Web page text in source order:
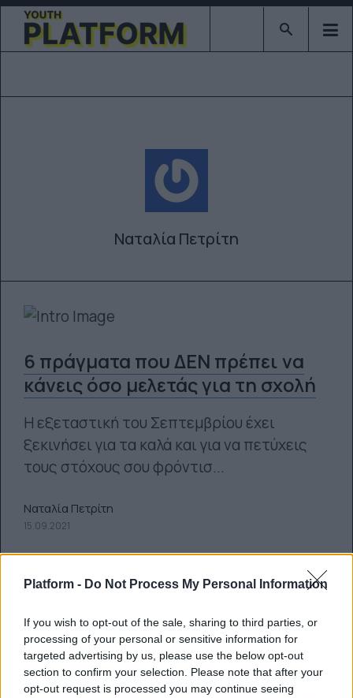
Platform - Do Not Process My Personal Information
If you wish to opt-out of the sale, sharing to third parties, or
processing of your personal or sensitive information for
targeted advertising by us, please use the below opt-out
section to confirm your selection. Please note that after your
opt-out request is processed you may continue seeing
Type 2 or
Ναταλία Πετρίτη
6 πράγματα που ΔΕΝ πρέπει να
κάνεις όσο μελετάς για τη σχολή
Η εξεταστική του Σεπτεμβρίου έχει
ξεκινήσει για τα καλά και για να πετύχεις
τους στόχους σου φρόντισ...
Ναταλία Πετρίτη
15.09.2021
8 tips που κάθε νέος φοιτητής
χρειάζεται για να μάθει να
μαγειρεύει